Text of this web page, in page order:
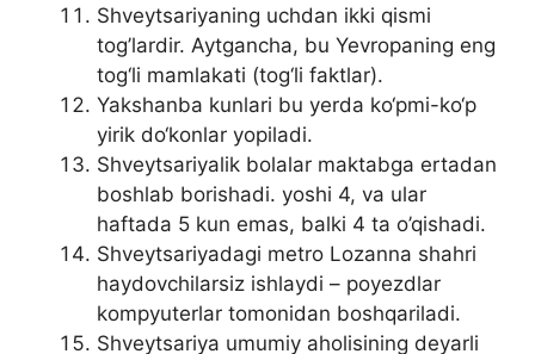
Shveytsariyaning uchdan ikki qismi
tog’lardir. Aytgancha, bu Yevropaning eng
tog‘li mamlakati (tog‘li faktlar).
Yakshanba kunlari bu yerda ko‘pmi-ko‘p
yirik do‘konlar yopiladi.
Shveytsariyalik bolalar maktabga ertadan
boshlab borishadi. yoshi 4, va ular
haftada 5 kun emas, balki 4 ta o’qishadi.
Shveytsariyadagi metro Lozanna shahri
haydovchilarsiz ishlaydi – poyezdlar
kompyuterlar tomonidan boshqariladi.
Shveytsariya umumiy aholisining deyarli